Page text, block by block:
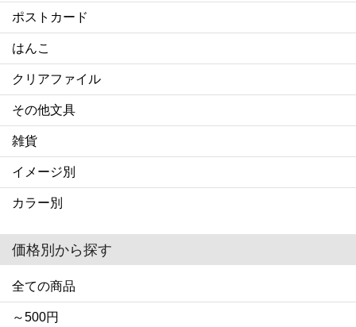
ポストカード
はんこ
クリアファイル
その他文具
雑貨
イメージ別
カラー別
価格別から探す
全ての商品
～500円